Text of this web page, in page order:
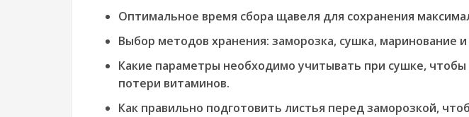
Оптимальное время сбора щавеля для сохранения
Выбор методов хранения: заморозка, сушка, маринование
Какие параметры необходимо учитывать при сушке,
потери витаминов.
Как правильно подготовить листья перед заморозкой,